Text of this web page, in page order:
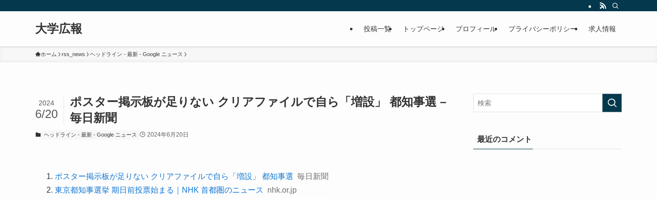
大学広報 投稿一覧 トップページ プロフィール プライバシーポリシー 求人情報
ホーム rss_news ヘッドライン - 最新 - Google ニュース
ポスター掲示板が足りない クリアファイルで自ら「増設」 都知事選 –
毎日新聞
2024
6/20
ヘッドライン - 最新 - Google ニュース 2024年6月20日
ポスター掲示板が足りない クリアファイルで自ら「増設」 都知事選 毎日新聞
東京都知事選挙 期日前投票始まる｜NHK 首都圏のニュース
nhk.or.jp
最近のコメント